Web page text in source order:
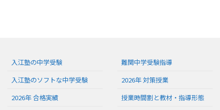
入江塾の中学受験
入江塾のソフトな中学受験
2026年 合格実績
難関中学受験指導
2026年 対策授業
授業時間割と教材・指導形態